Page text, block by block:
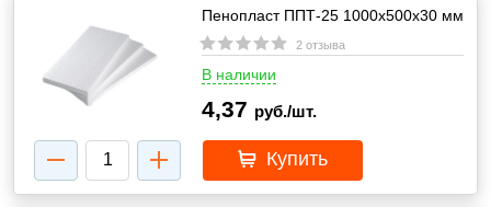
Пенопласт ППТ-25 1000х500х30 мм
2 отзыва
В наличии
4,37 руб./шт.
Купить